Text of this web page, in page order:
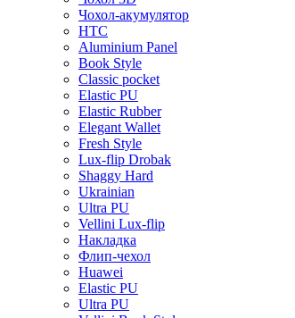
Чохол-акумулятор
HTC
Aluminium Panel
Book Style
Classic pocket
Elastic PU
Elastic Rubber
Elegant Wallet
Fresh Style
Lux-flip Drobak
Shaggy Hard
Ukrainian
Ultra PU
Vellini Lux-flip
Накладка
Флип-чехол
Huawei
Elastic PU
Ultra PU